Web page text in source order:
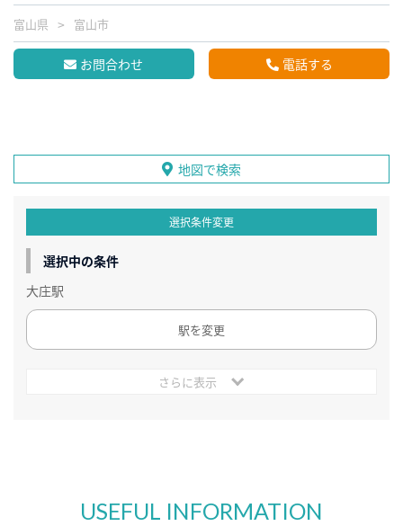
富山県 富山市
お問合わせ 電話する
地図で検索
選択条件変更
選択中の条件
大庄駅
駅を変更
さらに表示
USEFUL INFORMATION